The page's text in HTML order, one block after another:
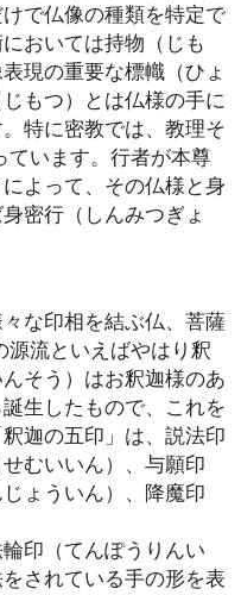
で仏像の種類を特定で
おいては持物（じも
現の重要な標幟（ひょ
もつ）とは仏様の手に
特に密教では、教理そ
ています。行者が本尊
よって、その仏様と身
密行（しんみつぎょ
な印相を結ぶ仏、菩薩
源流といえばやはり釈
そう）はお釈迦様のあ
生したもので、これを
迦の五印」は、説法印
むいいん）、与願印
ょういん）、降魔印
印（てんぽうりんい
されている手の形を表